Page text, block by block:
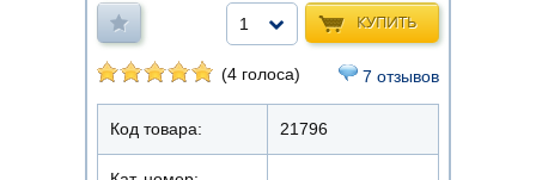
КУПИТЬ
1
(4 голоса) 7 отзывов
Код товара: 21796